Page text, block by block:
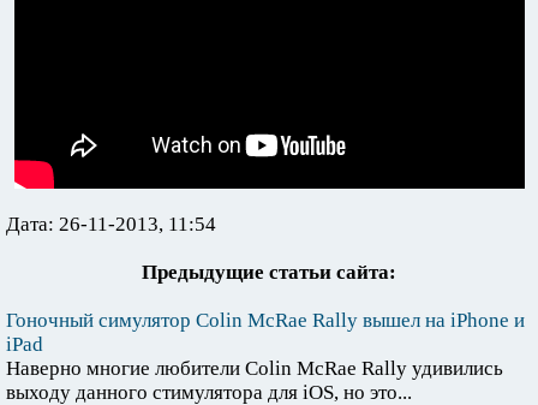
Дата: 26-11-2013, 11:54
Предыдущие статьи сайта:
Гоночный симулятор Colin McRae Rally вышел на iPhone и
iPad
Наверно многие любители Colin McRae Rally удивились
выходу данного стимулятора для iOS, но это...